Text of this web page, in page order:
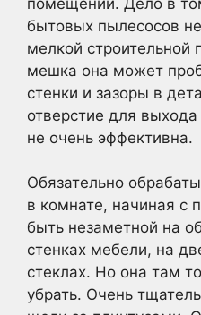
бытовых пылесосов
мелкой строительной
мешка она может
стенки и зазоры в
отверстие для
не очень эффективна.
Обязательно
в комнате, начиная с
быть незаметной на
стенках мебели, на
стеклах. Но она там
убрать. Очень